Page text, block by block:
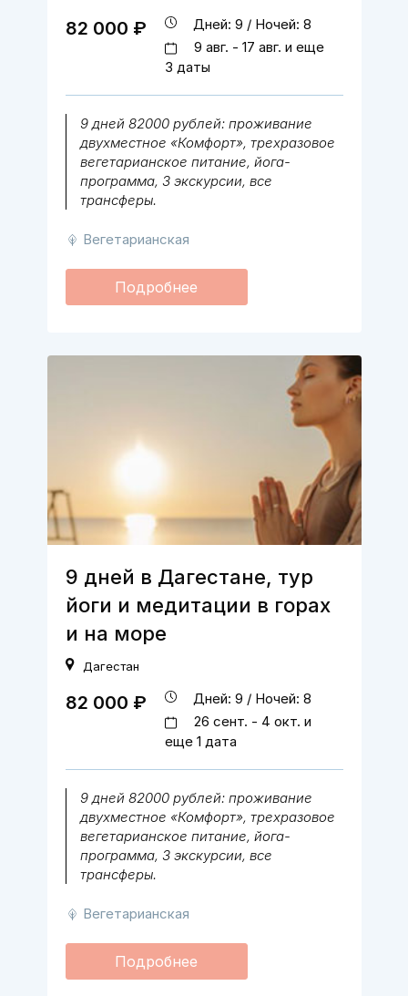
9 дней 82000 рублей: проживание
двухместное «Комфорт», трехразовое
вегетарианское питание, йога-
программа, 3 экскурсии, все
трансферы.
Вегетарианская
82 000 ₽
Дней: 9 / Ночей: 8
9 авг. - 17 авг. и еще
3 даты
Подробнее
9 дней в Дагестане, тур
йоги и медитации в горах
и на море
Дагестан
9 дней 82000 рублей: проживание
двухместное «Комфорт», трехразовое
вегетарианское питание, йога-
программа, 3 экскурсии, все
трансферы.
Вегетарианская
82 000 ₽
Дней: 9 / Ночей: 8
26 сент. - 4 окт. и
еще 1 дата
Подробнее